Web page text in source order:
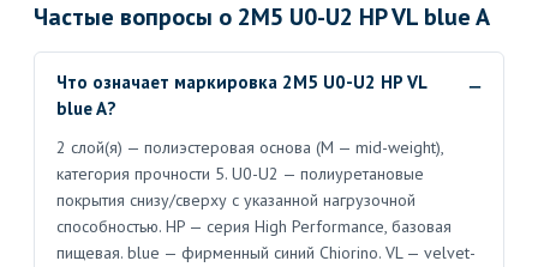
Частые вопросы о 2M5 U0-U2 HP VL blue A
Что означает маркировка 2M5 U0-U2 HP VL
blue A?
2 слой(я) — полиэстеровая основа (M — mid-weight),
категория прочности 5. U0-U2 — полиуретановые
покрытия снизу/сверху с указанной нагрузочной
способностью. HP — серия High Performance, базовая
пищевая. blue — фирменный синий Chiorino. VL — velvet-